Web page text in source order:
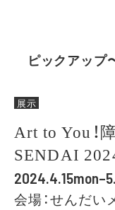
ピックアップ
展示
Art to You！
SENDAI
会場：せんだ